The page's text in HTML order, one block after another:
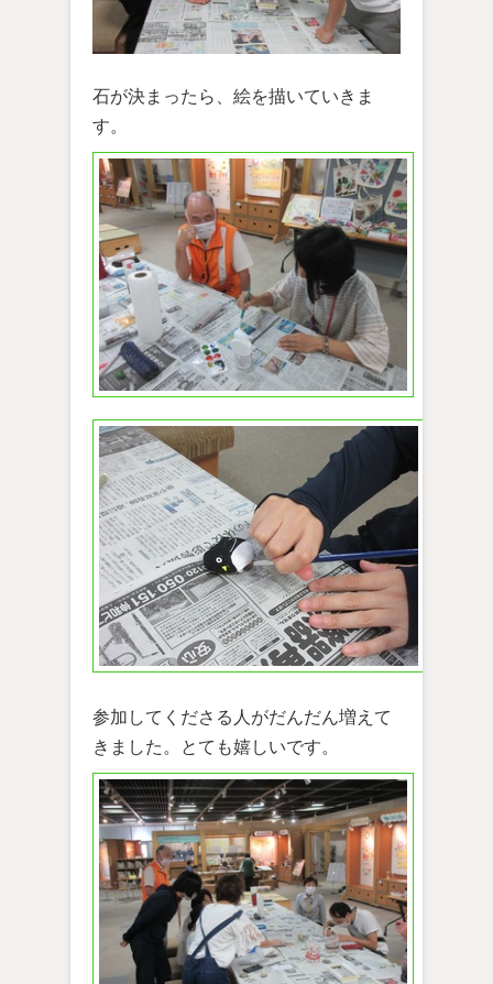
石が決まったら、絵を描いていきま
す。
参加してくださる人がだんだん増えて
きました。とても嬉しいです。